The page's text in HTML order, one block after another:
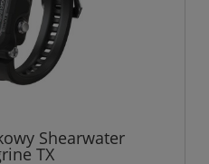
Shearwater
TX